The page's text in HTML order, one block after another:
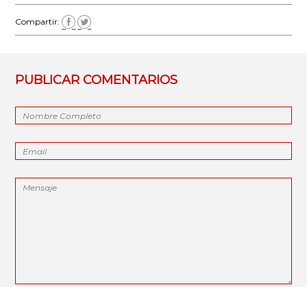
Compartir:
PUBLICAR COMENTARIOS